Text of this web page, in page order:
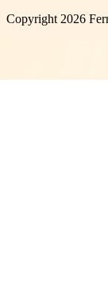
Copyright2026